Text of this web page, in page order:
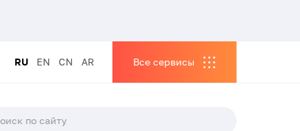
RU EN CN AR Все сервисы